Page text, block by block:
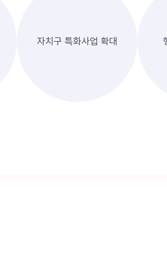
자치구 특화사업 확대